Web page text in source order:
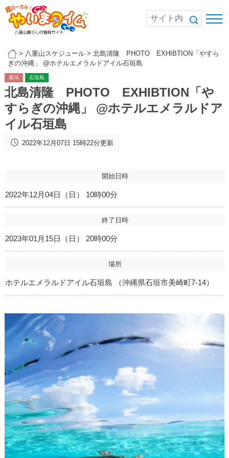
> 八重山スケジュール> 北島清隆 PHOTO EXHIBTION「やすら
ぎの沖縄」 @ホテルエメラルドアイル石垣島
展示 石垣島
北島清隆 PHOTO EXHIBTION「や
すらぎの沖縄」 @ホテルエメラルドア
イル石垣島
2022年12月07日 15時22分更新
開始日時
2022年12月04日（日） 10時00分
終了日時
2023年01月15日（日） 20時00分
場所
ホテルエメラルドアイル石垣島 （沖縄県石垣市美崎町7-14）